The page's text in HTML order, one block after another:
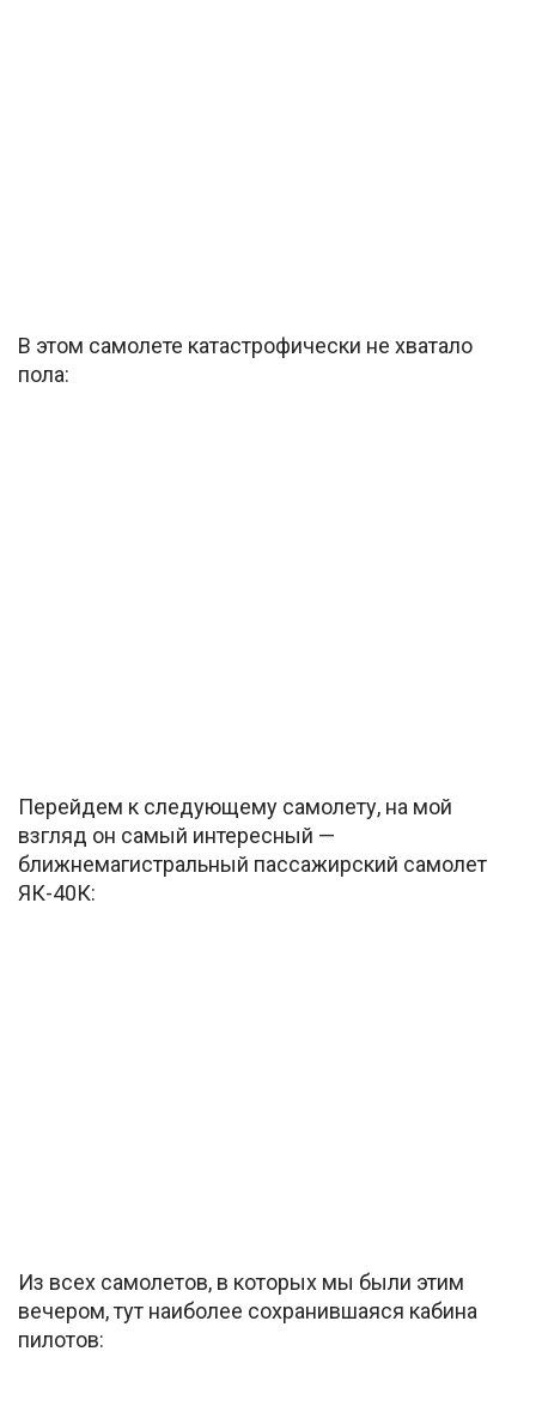
В этом самолете катастрофически не хватало
пола:
Перейдем к следующему самолету, на мой
взгляд он самый интересный —
ближнемагистральный пассажирский самолет
ЯК-40К:
Из всех самолетов, в которых мы были этим
вечером, тут наиболее сохранившаяся кабина
пилотов: